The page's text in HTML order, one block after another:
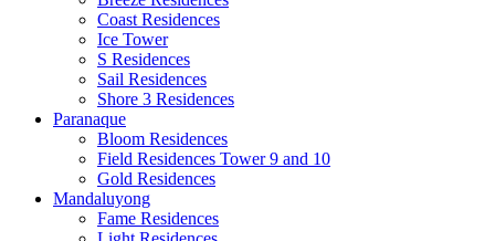
Coast Residences
Ice Tower
S Residences
Sail Residences
Shore 3 Residences
Paranaque
Bloom Residences
Field Residences Tower 9 and 10
Gold Residences
Mandaluyong
Fame Residences